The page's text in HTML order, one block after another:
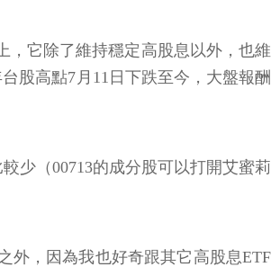
，它除了維持穩定高股息以外，也維
股高點7月11日下跌至今，大盤報酬
少（00713的成分股可以打開艾蜜莉
外，因為我也好奇跟其它高股息ETF